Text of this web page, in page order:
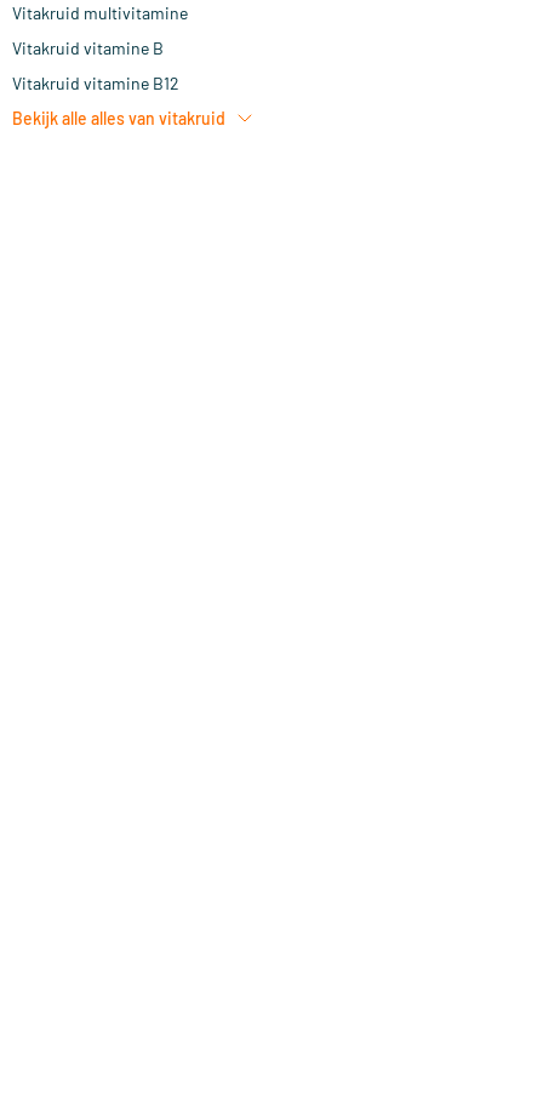
Vitakruid multivitamine
Vitakruid vitamine B
Vitakruid vitamine B12
Bekijk alle alles van vitakruid